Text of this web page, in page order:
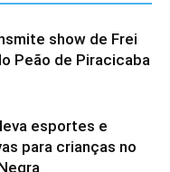
show de Frei
Peão de Piracicaba
esportes e
para crianças no